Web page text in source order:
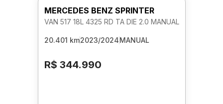
MERCEDES BENZ SPRINTER
VAN 517 18L 4325 RD TA DIE 2.0 MANUAL
20.401 km2023/2024MANUAL
R$ 344.990